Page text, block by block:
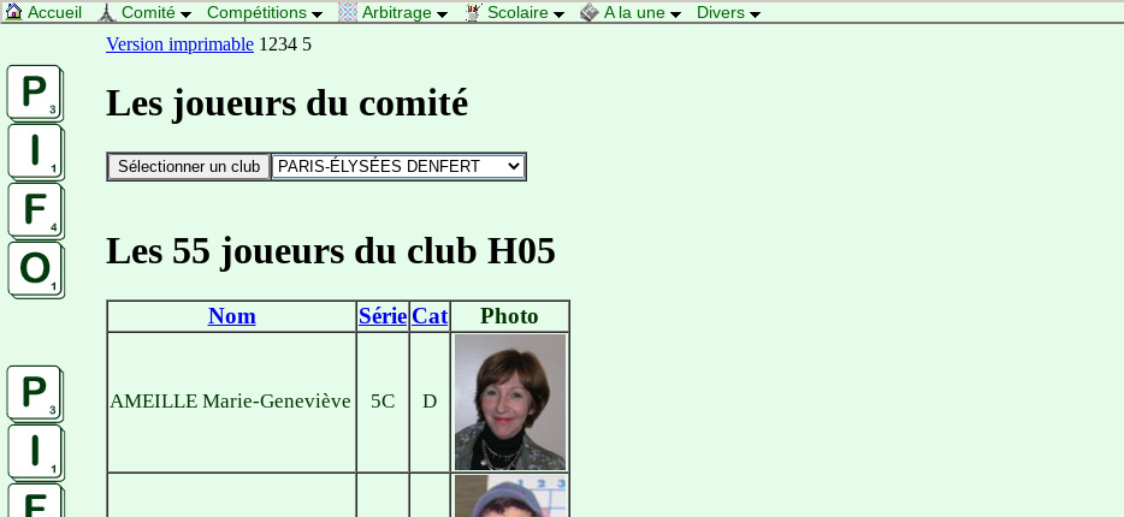
Accueil Comité Compétitions Arbitrage Scolaire A la une Divers
Version imprimable 1234 5
Les joueurs du comité
Les 55 joueurs du club H05
Nom Série Cat Photo
AMEILLE Marie-Geneviève 5C D